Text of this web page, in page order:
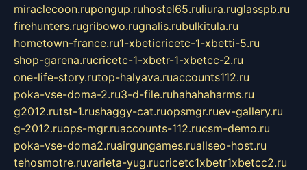
miraclecoon.rupongup.ruhostel65.ruliura.ruglasspb.ru
firehunters.rugribowo.rugnalis.rubulkitula.ru
hometown-france.ru1-xbeticricetc-1-xbetti-5.ru
shop-garena.rucricetc-1-xbetr-1-xbetcc-2.ru
one-life-story.rutop-halyava.ruaccounts112.ru
poka-vse-doma-2.ru3-d-file.ruhahahaharms.ru
g2012.rutst-1.rushaggy-cat.ruopsmgr.ruev-gallery.ru
g-2012.ruops-mgr.ruaccounts-112.rucsm-demo.ru
poka-vse-doma2.ruairgungames.ruallseo-host.ru
tehosmotre.ruvarieta-yug.rucricetc1xbetr1xbetcc2.ru